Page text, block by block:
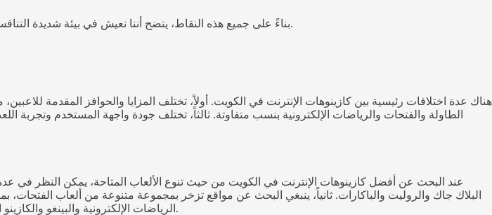
بناءً على جميع هذه النقاط، يتضح أننا نعيش في بيئة شديدة التنافس، حيث ترتبط السمعة بالتجارب الشاملة وتجعل من السهل على اللاعبين اختيار المنصات الأنسب لهم.
هناك عدة اختلافات رئيسية بين كازينوهات الإنترنت في الكويت. أولاً، تختلف المزايا والحوافز المقدمة
الطاولة والفتحات والرياضات الإلكترونية بنسب متفاوتة. ثالثاً، تختلف جودة واجهة المستخدم وتجربة
عند البحث عن أفضل كازينوهات الإنترنت في الكويت من حيث تنوع الألعاب المتاحة، يمكن النظر في
البلاك جاك والروليت والباكارات. ثانياً، ينبغي البحث عن مواقع تزخر بمجموعة متنوعة من ألعاب
الرياضات الإلكترونية والبينغو والكازينو الحي. وبالنظر في هذه المعايير، يمكن تحديد أبرز كازينوهات الإنترنت في الكويت من حيث تنوع الألعاب.